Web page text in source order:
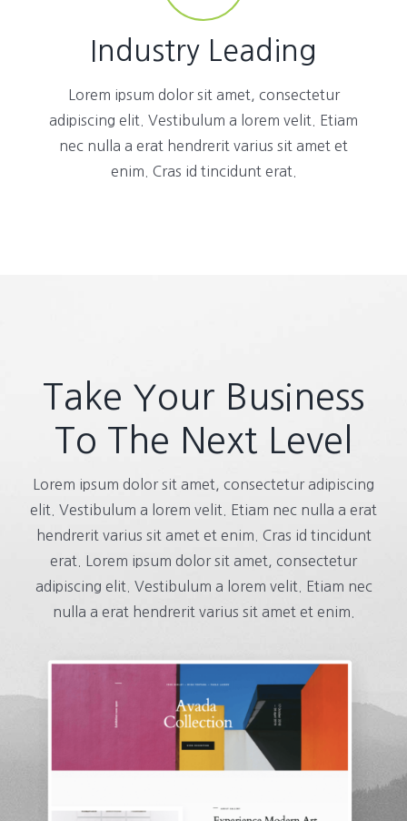
Industry Leading
Lorem ipsum dolor sit amet, consectetur
adipiscing elit. Vestibulum a lorem velit. Etiam
nec nulla a erat hendrerit varius sit amet et
enim. Cras id tincidunt erat.
Take Your Business
To The Next Level
Lorem ipsum dolor sit amet, consectetur adipiscing
elit. Vestibulum a lorem velit. Etiam nec nulla a erat
hendrerit varius sit amet et enim. Cras id tincidunt
erat. Lorem ipsum dolor sit amet, consectetur
adipiscing elit. Vestibulum a lorem velit. Etiam nec
nulla a erat hendrerit varius sit amet et enim.